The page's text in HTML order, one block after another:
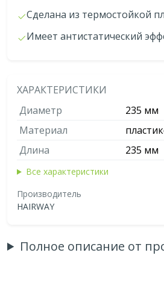
Сделана из термостойкой
Имеет антистатический
ХАРАКТЕРИСТИКИ
Диаметр
235 мм
Материал
Длина
235 мм
Все характеристики
Производитель
HAIRWAY
Полное описание от